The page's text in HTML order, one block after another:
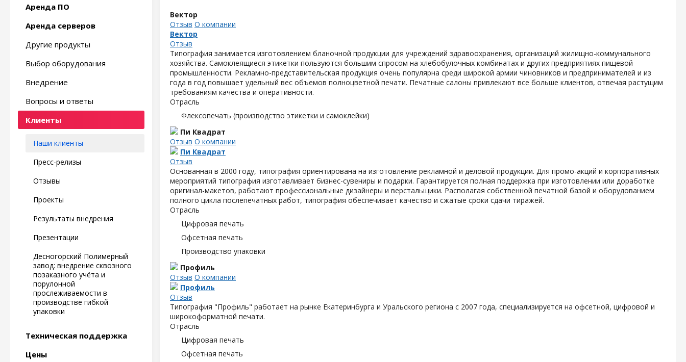
Аренда ПО
Аренда серверов
Другие продукты
Выбор оборудования
Внедрение
Вопросы и ответы
Клиенты
Наши клиенты
Пресс-релизы
Отзывы
Проекты
Результаты внедрения
Презентации
Десногорский Полимерный
завод: внедрение сквозного
позаказного учёта и
порулонной
прослеживаемости в
производстве гибкой
упаковки
Техническая поддержка
Цены
Вектор
Отзыв О компании
Вектор
Отзыв
Типография занимается изготовлением бланочной продукции для учреждений здравоохранения, организаций жилищно-коммунального
хозяйства. Самоклеящиеся этикетки пользуются большим спросом на хлебобулочных комбинатах и других предприятиях пищевой
промышленности. Рекламно-представительская продукция очень популярна среди широкой армии чиновников и предпринимателей и из
года в год повышает удельный вес объемов полноцветной печати. Печатные салоны привлекают все больше клиентов, отвечая растущим
требованиям качества и оперативности.
Отрасль
Флексопечать (производство этикетки и самоклейки)
Пи Квадрат
Отзыв О компании
Пи Квадрат
Отзыв
Основанная в 2000 году, типография ориентирована на изготовление рекламной и деловой продукции. Для промо-акций и корпоративных
мероприятий типография изготавливает бизнес-сувениры и подарки. Гарантируется полная поддержка при изготовлении или доработке
оригинал-макетов, работают профессиональные дизайнеры и верстальщики. Располагая собственной печатной базой и оборудованием
полного цикла послепечатных работ, типография обеспечивает качество и сжатые сроки сдачи тиражей.
Отрасль
Цифровая печать
Офсетная печать
Производство упаковки
Профиль
Отзыв О компании
Профиль
Отзыв
Типография "Профиль" работает на рынке Екатеринбурга и Уральского региона с 2007 года, специализируется на офсетной, цифровой и
широкоформатной печати.
Отрасль
Цифровая печать
Офсетная печать